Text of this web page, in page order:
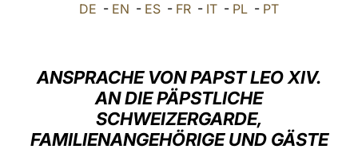
العربيّة
中文
LATINE
DE - EN - ES - FR - IT - PL - PT
ANSPRACHE VON PAPST LEO XIV.
AN DIE PÄPSTLICHE
SCHWEIZERGARDE,
FAMILIENANGEHÖRIGE UND GÄSTE